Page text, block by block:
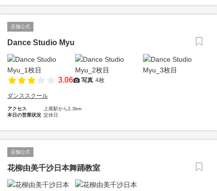
店舗公式
Dance Studio Myu
3.06 写真 4枚
ダンススクール
アクセス
上尾駅から2.3km
本日の営業状況 定休日
店舗公式
花柳由美千沙日本舞踊教室